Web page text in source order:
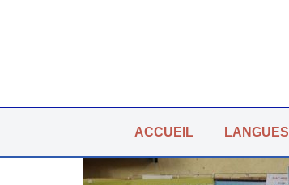
ACCUEIL LANGUES